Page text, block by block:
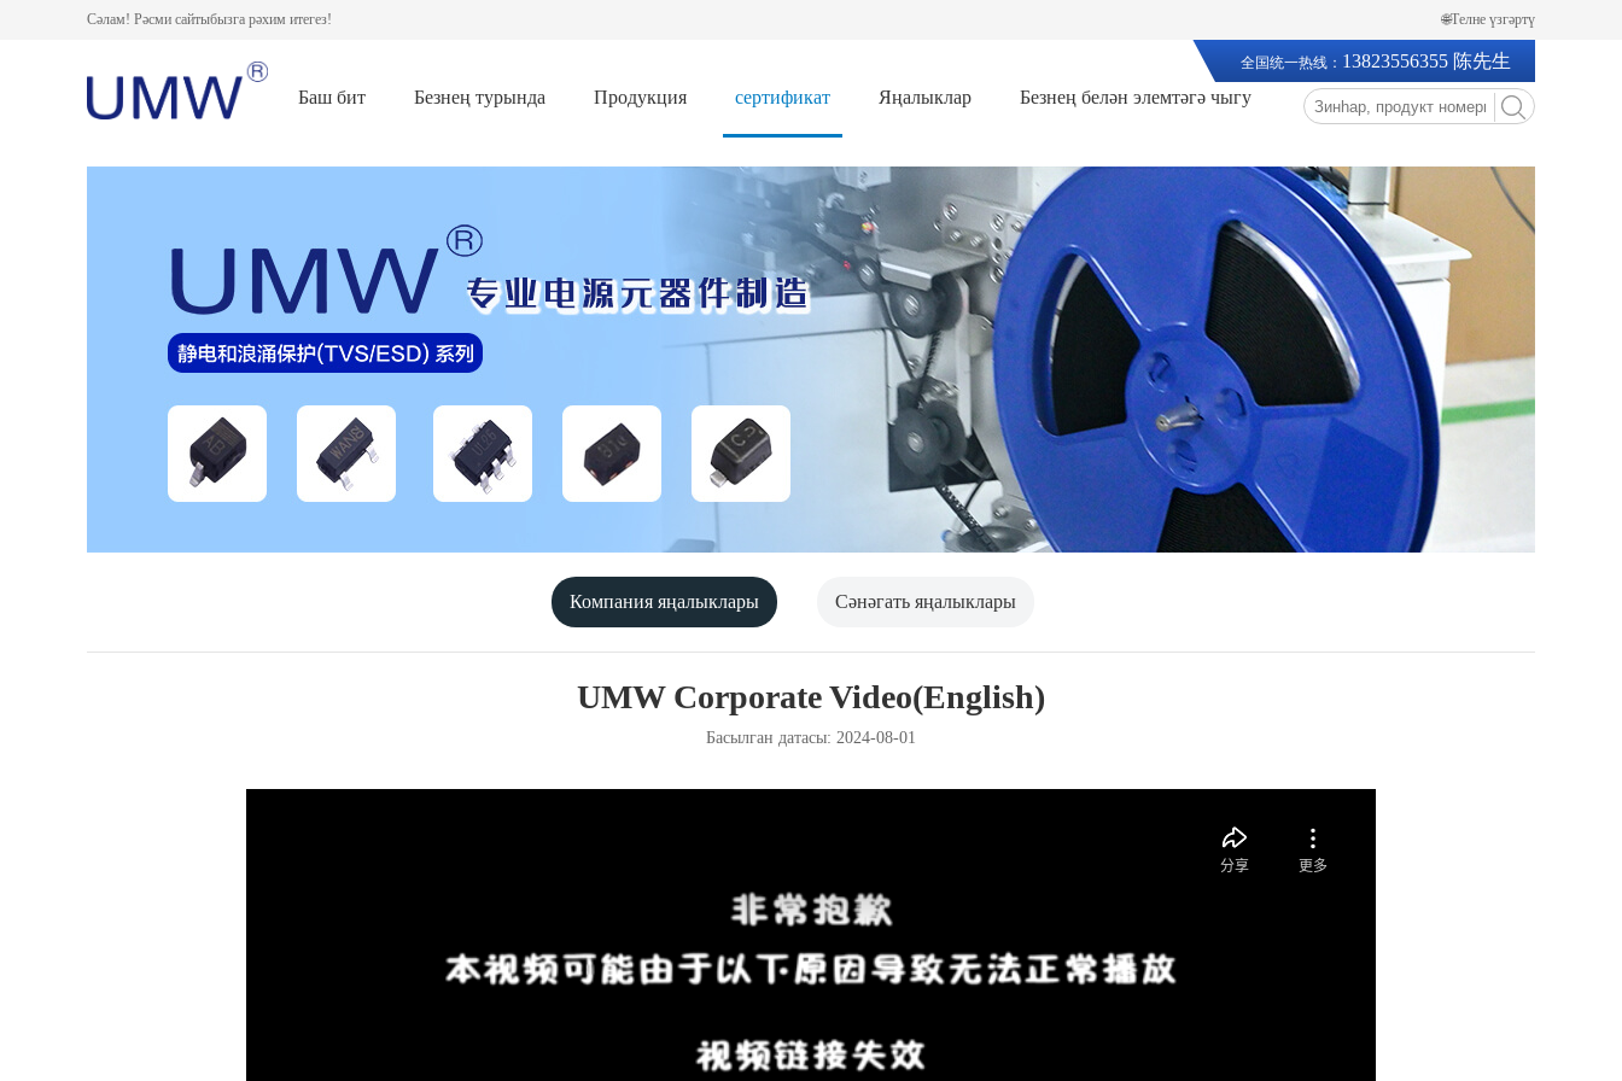
Сәлам! Рәсми сайтыбызга рәхим итегез! 🌐Телне үзгәртү
Баш бит Безнең турында Продукция сертификат Яңалыклар Безнең белән элемтәгә чыгу
全国统一热线： 13823556355 陈先生
Компания яңалыклары Сәнәгать яңалыклары
UMW Corporate Video(English)
Басылган датасы: 2024-08-01